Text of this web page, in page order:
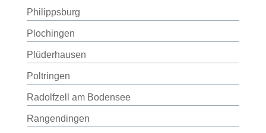
Philippsburg
Plochingen
Plüderhausen
Poltringen
Radolfzell am Bodensee
Rangendingen